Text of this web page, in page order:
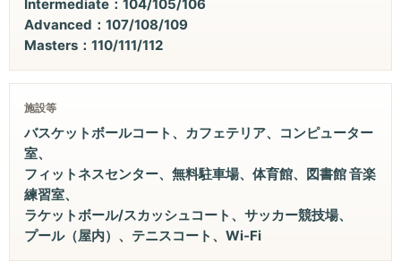
Intermediate：104/105/106
Advanced：107/108/109
Masters：110/111/112
施設等
バスケットボールコート、カフェテリア、コンピューター
室、
フィットネスセンター、無料駐車場、体育館、図書館 音楽
練習室、
ラケットボール/スカッシュコート、サッカー競技場、
プール（屋内）、テニスコート、Wi-Fi